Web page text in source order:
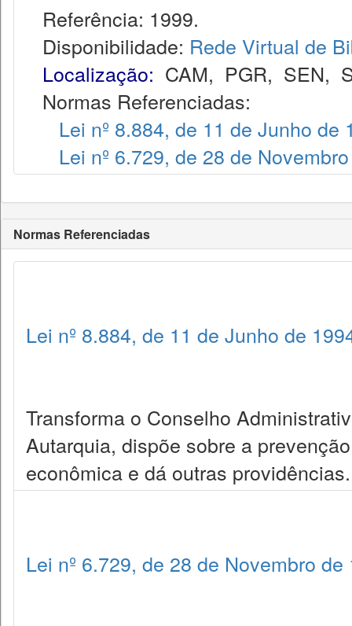
Referência: 1999.
Disponibilidade: Rede Virtual de
Localização: CAM, PGR, SEN,
Normas Referenciadas:
Lei nº 8.884, de 11 de Junho de
Lei nº 6.729, de 28 de
Normas Referenciadas
Lei nº 8.884, de 11 de Junho de
Transforma o Conselho
Autarquia, dispõe sobre a
econômica e dá outras providências.
Lei nº 6.729, de 28 de Novembro de